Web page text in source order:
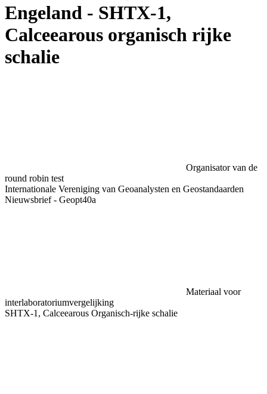
Engeland - SHTX-1,
Calceearous organisch rijke
schalie
Organisator van de
round robin test
Internationale Vereniging van Geoanalysten en Geostandaarden
Nieuwsbrief - Geopt40a
Materiaal voor
interlaboratoriumvergelijking
SHTX-1, Calceearous Organisch-rijke schalie